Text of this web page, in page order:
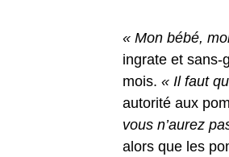
« Mon bébé,
ingrate et sans-
mois. « Il faut
autorité aux
vous n’aurez
alors que les